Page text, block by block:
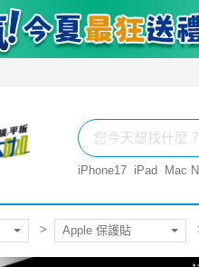
iPhone17 iPad Mac
Apple 保護貼